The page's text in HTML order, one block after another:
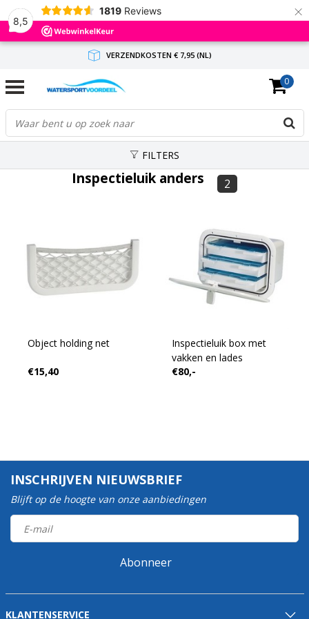
8,5
1819 Reviews ×
VERZENDKOSTEN € 7,95 (NL)
GRATIS VERZENDING(NL) VANAF € 65,-
BINNEN 1-3 WERKDAGEN ANTWOORD
0
FILTERS
Inspectieluik anders 2
Object holding net
€15,40
Inspectieluik box met
vakken en lades
€80,-
INSCHRIJVEN NIEUWSBRIEF
Blijft op de hoogte van onze aanbiedingen
Abonneer
KLANTENSERVICE